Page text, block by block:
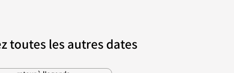
toutes les autres dates